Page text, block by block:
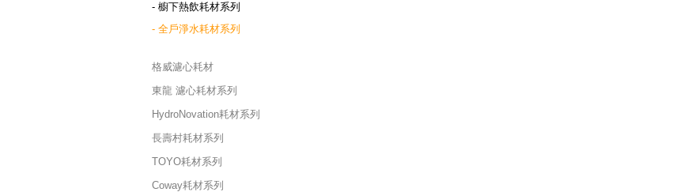
- 櫥下熱飲耗材系列
- 全戶淨水耗材系列
格威濾心耗材
東龍 濾心耗材系列
HydroNovation耗材系列
長壽村耗材系列
TOYO耗材系列
Coway耗材系列